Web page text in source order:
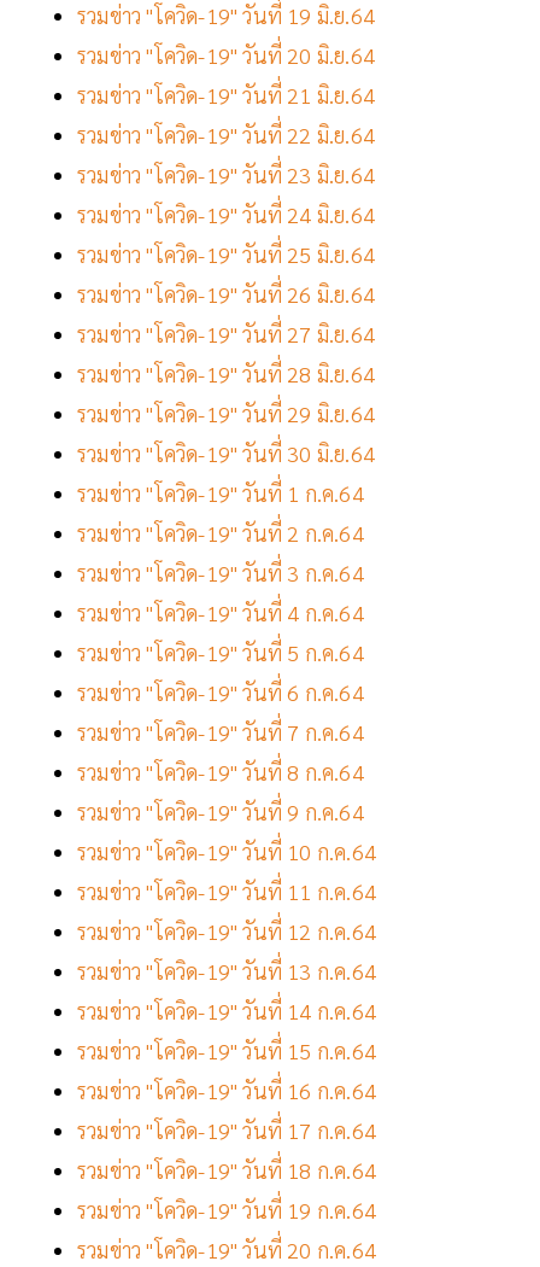
รวมข่าว "โควิด-19" วันที่ 19 มิ.ย.64
รวมข่าว "โควิด-19" วันที่ 20 มิ.ย.64
รวมข่าว "โควิด-19" วันที่ 21 มิ.ย.64
รวมข่าว "โควิด-19" วันที่ 22 มิ.ย.64
รวมข่าว "โควิด-19" วันที่ 23 มิ.ย.64
รวมข่าว "โควิด-19" วันที่ 24 มิ.ย.64
รวมข่าว "โควิด-19" วันที่ 25 มิ.ย.64
รวมข่าว "โควิด-19" วันที่ 26 มิ.ย.64
รวมข่าว "โควิด-19" วันที่ 27 มิ.ย.64
รวมข่าว "โควิด-19" วันที่ 28 มิ.ย.64
รวมข่าว "โควิด-19" วันที่ 29 มิ.ย.64
รวมข่าว "โควิด-19" วันที่ 30 มิ.ย.64
รวมข่าว "โควิด-19" วันที่ 1 ก.ค.64
รวมข่าว "โควิด-19" วันที่ 2 ก.ค.64
รวมข่าว "โควิด-19" วันที่ 3 ก.ค.64
รวมข่าว "โควิด-19" วันที่ 4 ก.ค.64
รวมข่าว "โควิด-19" วันที่ 5 ก.ค.64
รวมข่าว "โควิด-19" วันที่ 6 ก.ค.64
รวมข่าว "โควิด-19" วันที่ 7 ก.ค.64
รวมข่าว "โควิด-19" วันที่ 8 ก.ค.64
รวมข่าว "โควิด-19" วันที่ 9 ก.ค.64
รวมข่าว "โควิด-19" วันที่ 10 ก.ค.64
รวมข่าว "โควิด-19" วันที่ 11 ก.ค.64
รวมข่าว "โควิด-19" วันที่ 12 ก.ค.64
รวมข่าว "โควิด-19" วันที่ 13 ก.ค.64
รวมข่าว "โควิด-19" วันที่ 14 ก.ค.64
รวมข่าว "โควิด-19" วันที่ 15 ก.ค.64
รวมข่าว "โควิด-19" วันที่ 16 ก.ค.64
รวมข่าว "โควิด-19" วันที่ 17 ก.ค.64
รวมข่าว "โควิด-19" วันที่ 18 ก.ค.64
รวมข่าว "โควิด-19" วันที่ 19 ก.ค.64
รวมข่าว "โควิด-19" วันที่ 20 ก.ค.64